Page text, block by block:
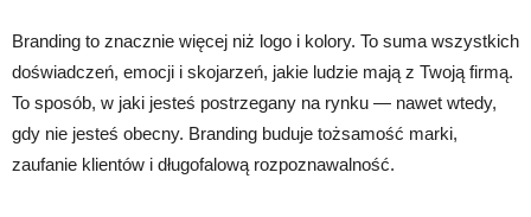
Branding to znacznie więcej niż logo i kolory. To suma wszystkich
doświadczeń, emocji i skojarzeń, jakie ludzie mają z Twoją firmą.
To sposób, w jaki jesteś postrzegany na rynku — nawet wtedy,
gdy nie jesteś obecny. Branding buduje tożsamość marki,
zaufanie klientów i długofalową rozpoznawalność.